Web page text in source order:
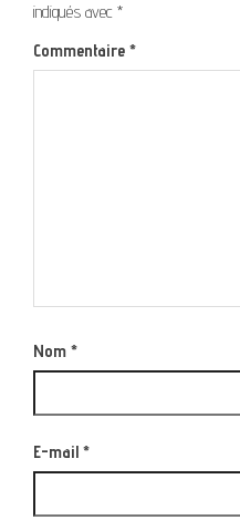
indiqués avec *
Commentaire *
Nom *
E-mail *